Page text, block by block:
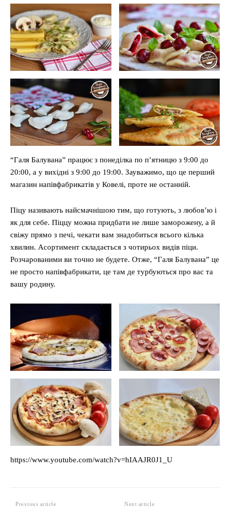
“Галя Балувана” працює з понеділка по п’ятницю з 9:00 до
20:00, а у вихідні з 9:00 до 19:00. Зауважимо, що це перший
магазин напівфабрикатів у Ковелі, проте не останній.
Піцу називають найсмачнішою тим, що готують, з любов’ю і
як для себе. Піццу можна придбати не лише заморожену, а й
свіжу прямо з печі, чекати вам знадобиться всього кілька
хвилин. Асортимент складається з чотирьох видів піци.
Розчарованими ви точно не будете. Отже, “Галя Балувана” це
не просто напівфабрикати, це там де турбуються про вас та
вашу родину.
https://www.youtube.com/watch?v=hIAAJR0J1_U
Previous article Next article